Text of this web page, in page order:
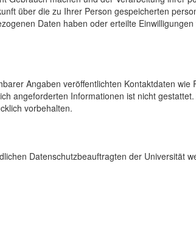
über die zu Ihrer Person gespeicherten
Daten haben oder erteilte
Angaben veröffentlichten Kontaktdaten
angeforderten Informationen ist nicht
vorbehalten.
Datenschutzbeauftragten der Universität